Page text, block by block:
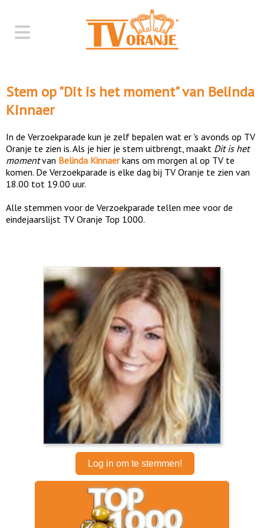
Stem op "Dit is het moment" van Belinda
Kinnaer
In de Verzoekparade kun je zelf bepalen wat er 's avonds op TV
Oranje te zien is. Als je hier je stem uitbrengt, maakt Dit is het
momentvan Belinda Kinnaerkans om morgen al op TV te
komen. De Verzoekparade is elke dag bij TV Oranje te zien van
18.00 tot 19.00 uur.
Alle stemmen voor de Verzoekparade tellen mee voor de
eindejaarslijst TV Oranje Top 1000.
Log in om te stemmen!